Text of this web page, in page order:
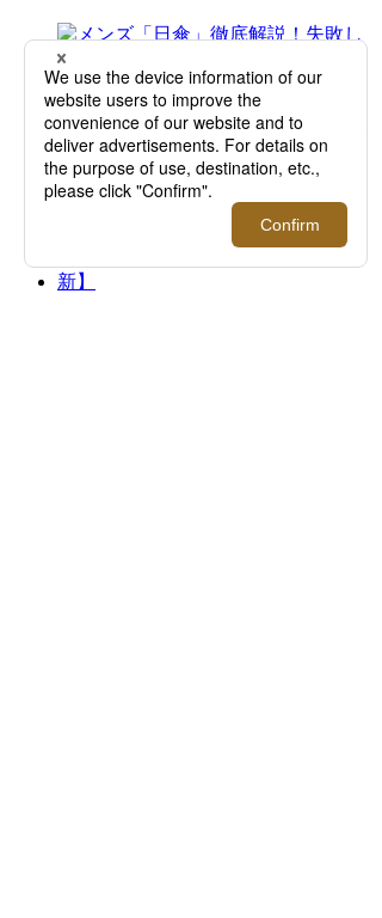
メンズ「日傘」徹底解説！失敗しない選び方
とおすすめ商品紹介【2026年5月更新】